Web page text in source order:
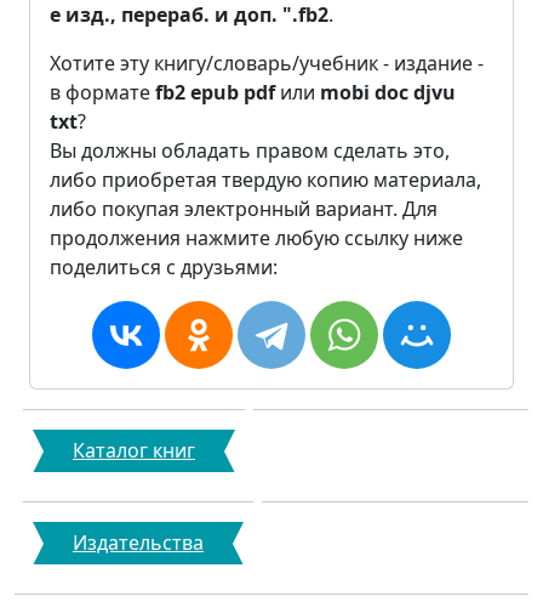
е изд., перераб. и доп. ".fb2.
Хотите эту книгу/словарь/учебник - издание -
в форматеfb2epub pdfили mobi docdjvu
txt?
Вы должны обладать правом сделать это,
либо приобретая твердую копию материала,
либо покупая электронный вариант. Для
продолжения нажмите любую ссылку ниже
поделиться с друзьями:
Каталог книг
Издательства